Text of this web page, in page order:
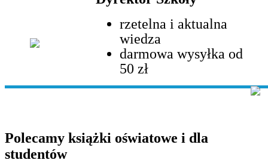
rzetelna i aktualna
wiedza
darmowa wysyłka od
50 zł
Polecamy książki oświatowe i dla
studentów